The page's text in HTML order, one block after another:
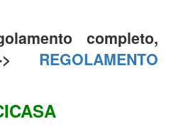
completo,
> REGOLAMENTO